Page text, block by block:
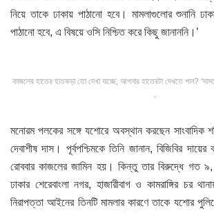
নিয়ে তাকে ঢাকায় পাঠানো হবে। মামলাগুলোর শুনানি
পাঠানো হবে, এ বিষয়ে ওসি নিশ্চিত করে কিছু জানাননি।’
কাজলের হাতের হাতকড়া তো দেখা যাচ্ছে, আপনার হাতেরটা দেখতে পান?
‘
মনোরম পলকের সঙ্গে যশোরে অবস্থান করছেন সাংবাদিক
দেবাশীষ দাস। পূর্বপশ্চিমকে তিনি জানান, বিজিবির
রোববার কাজলের জামিন হয়। কিন্তু তার বিরুদ্ধে গত ৯,
ঢাকার শেরেবাংলা নগর, হাজারীবাগ ও কামরাঙ্গির চর
নিরাপত্তা আইনের তিনটি মামলার কারণে তাকে যশোর